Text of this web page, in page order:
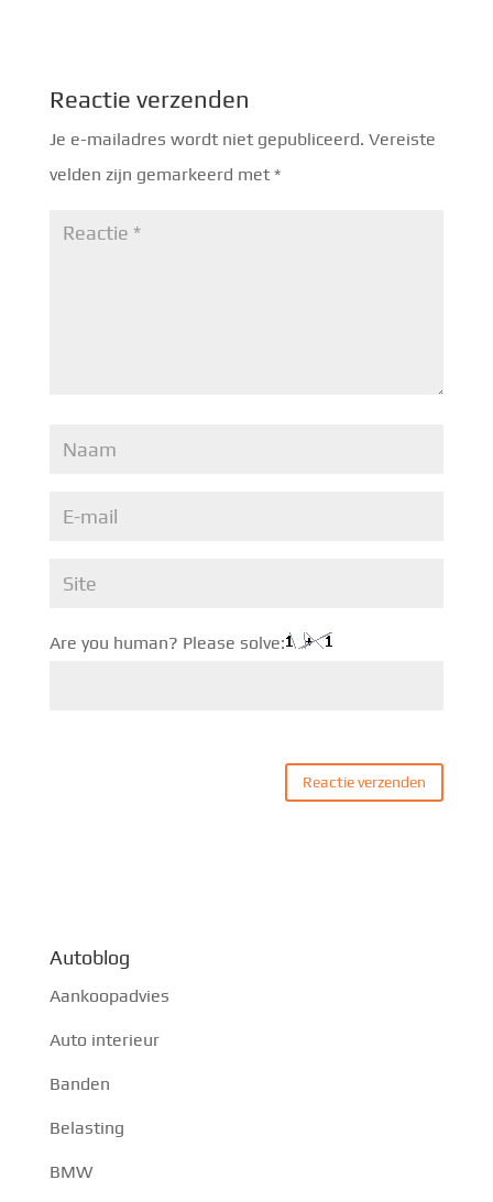
Reactie verzenden
Je e-mailadres wordt niet gepubliceerd. Vereiste
velden zijn gemarkeerd met *
Are you human? Please solve:
Autoblog
Aankoopadvies
Auto interieur
Banden
Belasting
BMW